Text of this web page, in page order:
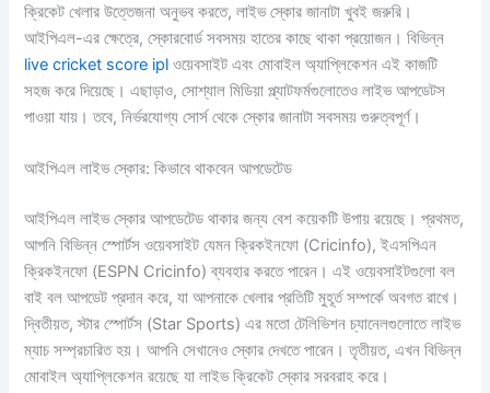
ক্রিকেট খেলার উত্তেজনা অনুভব করতে, লাইভ স্কোর জানাটা খুবই জরুরি।
আইপিএল-এর ক্ষেত্রে, স্কোরবোর্ড সবসময় হাতের কাছে থাকা প্রয়োজন। বিভিন্ন
live cricket score ipl ওয়েবসাইট এবং মোবাইল অ্যাপ্লিকেশন এই কাজটি
সহজ করে দিয়েছে। এছাড়াও, সোশ্যাল মিডিয়া প্ল্যাটফর্মগুলোতেও লাইভ আপডেটস
পাওয়া যায়। তবে, নির্ভরযোগ্য সোর্স থেকে স্কোর জানাটা সবসময় গুরুত্বপূর্ণ।
আইপিএল লাইভ স্কোর: কিভাবে থাকবেন আপডেটেড
আইপিএল লাইভ স্কোর আপডেটেড থাকার জন্য বেশ কয়েকটি উপায় রয়েছে। প্রথমত,
আপনি বিভিন্ন স্পোর্টস ওয়েবসাইট যেমন ক্রিকইনফো (Cricinfo), ইএসপিএন
ক্রিকইনফো (ESPN Cricinfo) ব্যবহার করতে পারেন। এই ওয়েবসাইটগুলো বল
বাই বল আপডেট প্রদান করে, যা আপনাকে খেলার প্রতিটি মুহূর্ত সম্পর্কে অবগত রাখে।
দ্বিতীয়ত, স্টার স্পোর্টস (Star Sports) এর মতো টেলিভিশন চ্যানেলগুলোতে লাইভ
ম্যাচ সম্প্রচারিত হয়। আপনি সেখানেও স্কোর দেখতে পারেন। তৃতীয়ত, এখন বিভিন্ন
মোবাইল অ্যাপ্লিকেশন রয়েছে যা লাইভ ক্রিকেট স্কোর সরবরাহ করে।